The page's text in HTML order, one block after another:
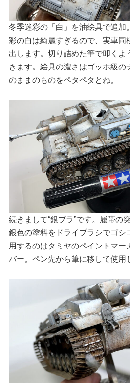
冬季迷彩の「白」を油絵具で追加
彩の白は綺麗すぎるので、実車同
出します。切り詰めた筆で叩くよ
きます。絵具の濃さはゴッホ級の
のままのものをペタペタとね。
続きまして“銀ブラ”です。履帯の
銀色の塗料をドライブラシでゴシ
用するのはタミヤのペイントマー
バー。ペン先から筆に移して使用